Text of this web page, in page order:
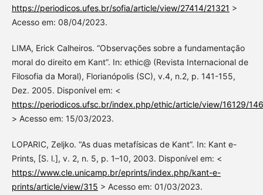
https://periodicos.ufes.br/sofia/article/view/27414/21321 >
Acesso em: 08/04/2023.
LIMA, Erick Calheiros. “Observações sobre a fundamentação
moral do direito em Kant”. In: ethic@ (Revista Internacional de
Filosofia da Moral), Florianópolis (SC), v.4, n.2, p. 141-155,
Dez. 2005. Disponível em: <
https://periodicos.ufsc.br/index.php/ethic/article/view/16129/
> Acesso em: 15/03/2023.
LOPARIC, Zeljko. “As duas metafísicas de Kant”. In: Kant e-
Prints, [S. l.], v. 2, n. 5, p. 1–10, 2003. Disponível em: <
https://www.cle.unicamp.br/eprints/index.php/kant-e-
prints/article/view/315 > Acesso em: 01/03/2023.